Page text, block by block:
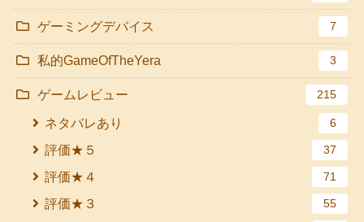
ゲーミングデバイス 7
私的GameOfTheYera 3
ゲームレビュー 215
ネタバレあり 6
評価★５ 37
評価★４ 71
評価★３ 55